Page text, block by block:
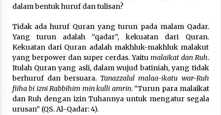
dalam bentuk huruf dan tulisan?
Tidak ada huruf Quran yang turun pada malam Qadar.
Yang turun adalah “qadar”, kekuatan dari Quran.
Kekuatan dari Quran adalah makhluk-makhluk malakut
yang berpower dan super cerdas. Yaitu malaikat dan Ruh.
Itulah Quran yang asli, dalam wujud batiniah, yang tidak
berhuruf dan bersuara. Tanazzalul malaa-ikatu war-Ruh
fiiha bi izni Rabbihim min kulli amrin. “Turun para malaikat
dan Ruh dengan izin Tuhannya untuk mengatur segala
urusan” (QS. Al-Qadar: 4).